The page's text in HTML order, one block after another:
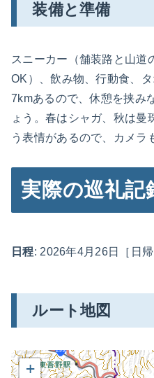
装備と準備
スニーカー（舗装路と山道
OK）、飲み物、行動食、
7kmあるので、休憩を挟み
ょう。春はシャガ、秋は曼
う表情があるので、カメラ
実際の巡礼記
日程: 2026年4月26日［日帰
ルート地図
+